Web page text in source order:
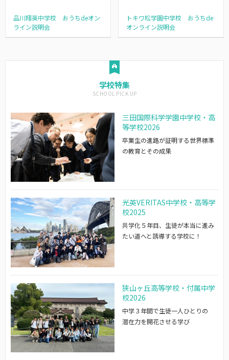
品川翔英中学校 おうちdeオン
ライン説明会
トキワ松学園中学校 おうちde
オンライン説明会
学校特集
三田国際科学学園中学校・高
等学校2026
卒業生の進路が証明する世界標準
の教育とその成果
光英VERITAS中学校・高等学
校2025
共学化５年目、生徒が本当に進み
たい道へと誘導する学校に！
狭山ヶ丘高等学校・付属中学
校2026
中学３年間で生徒一人ひとりの
潜在力を開花させる学び